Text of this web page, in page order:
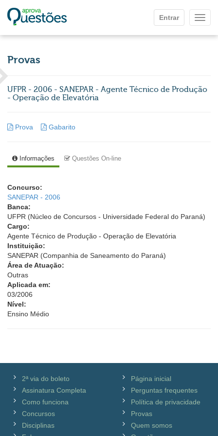
Entrar
Provas
UFPR - 2006 - SANEPAR - Agente Técnico de Produção
- Operação de Elevatória
Prova Gabarito
Informações Questões On-line
Concurso:
SANEPAR - 2006
Banca:
UFPR (Núcleo de Concursos - Universidade Federal do Paraná)
Cargo:
Agente Técnico de Produção - Operação de Elevatória
Instituição:
SANEPAR (Companhia de Saneamento do Paraná)
Área de Atuação:
Outras
Aplicada em:
03/2006
Nível:
Ensino Médio
2ª via do boleto
Assinatura Completa
Como funciona
Concursos
Disciplinas
Página inicial
Perguntas frequentes
Política de privacidade
Provas
Quem somos